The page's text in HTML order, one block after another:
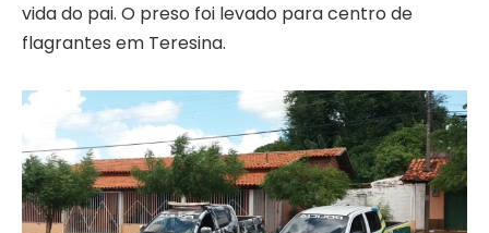
vida do pai. O preso foi levado para centro de
flagrantes em Teresina.